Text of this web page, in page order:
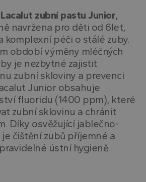
Lacalut zubní pastu Junior,
navržena pro děti od 6let,
komplexní péči o stálé zuby.
období výměny mléčných
je nezbytné zajistit
zubní skloviny a prevenci
Junior obsahuje
fluoridu (1400 ppm), které
zubní sklovinu a chránit
Díky osvěžující jablečno-
čištění zubů příjemné a
ústní hygieně.